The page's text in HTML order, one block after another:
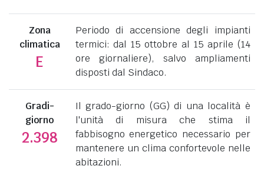
Zona
climatica
E
Periodo di accensione degli impianti
termici: dal 15 ottobre al 15 aprile (14
ore giornaliere), salvo ampliamenti
disposti dal Sindaco.
Gradi-
giorno
2.398
Il grado-giorno (GG) di una località è
l'unità di misura che stima il
fabbisogno energetico necessario per
mantenere un clima confortevole nelle
abitazioni.